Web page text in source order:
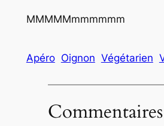
MMMMMmmmmmm
Apéro Oignon Végétarien
Commentaires